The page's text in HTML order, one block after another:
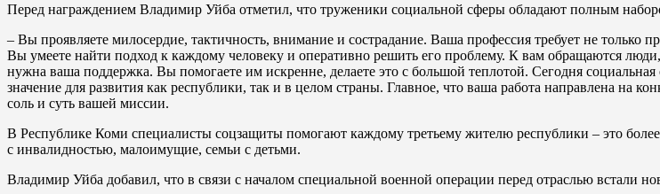
Перед награждением Владимир Уйба отметил, что труженики социальной сферы обладают полным
– Вы проявляете милосердие, тактичность, внимание и сострадание. Ваша профессия требует не только
Вы умеете найти подход к каждому человеку и оперативно решить его проблему. К вам обращаются
нужна ваша поддержка. Вы помогаете им искренне, делаете это с большой теплотой. Сегодня
значение для развития как республики, так и в целом страны. Главное, что ваша работа направлена на
соль и суть вашей миссии.
В Республике Коми специалисты соцзащиты помогают каждому третьему жителю республики – это
с инвалидностью, малоимущие, семьи с детьми.
Владимир Уйба добавил, что в связи с началом специальной военной операции перед отраслью встали